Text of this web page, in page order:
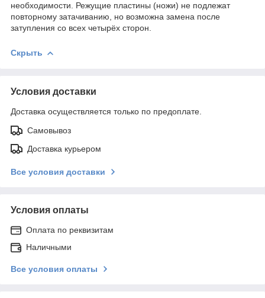
необходимости. Режущие пластины (ножи) не подлежат
повторному затачиванию, но возможна замена после
затупления со всех четырёх сторон.
Скрыть
Условия доставки
Доставка осуществляется только по предоплате.
Самовывоз
Доставка курьером
Все условия доставки
Условия оплаты
Оплата по реквизитам
Наличными
Все условия оплаты